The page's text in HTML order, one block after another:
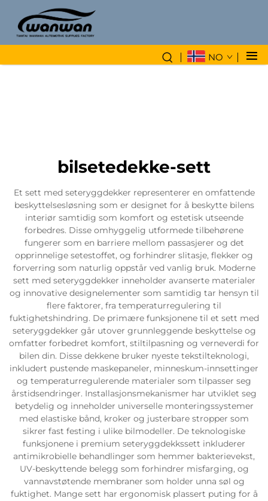
NO
bilsetedekke-sett
Et sett med seteryggdekker representerer en omfattende
beskyttelsesløsning som er designet for å beskytte bilens
interiør samtidig som komfort og estetisk utseende
forbedres. Disse omhyggelig utformede tilbehørene
fungerer som en barriere mellom passasjerer og det
opprinnelige setestoffet, og forhindrer slitasje, flekker og
forverring som naturlig oppstår ved vanlig bruk. Moderne
sett med seteryggdekker inneholder avanserte materialer
og innovative designelementer som samtidig tar hensyn til
flere faktorer, fra temperaturregulering til
fuktighetshindring. De primære funksjonene til et sett med
seteryggdekker går utover grunnleggende beskyttelse og
omfatter forbedret komfort, stiltilpasning og verneverdi for
bilen din. Disse dekkene bruker nyeste tekstilteknologi,
inkludert pustende maskepaneler, minneskum-innsettinger
og temperaturregulerende materialer som tilpasser seg
årstidsendringer. Installasjonsmekanismer har utviklet seg
betydelig og inneholder universelle monteringssystemer
med elastiske bånd, kroker og justerbare stropper som
sikrer fast festing i ulike bilmodeller. De teknologiske
funksjonene i premium seteryggdekkssett inkluderer
antimikrobielle behandlinger som hemmer bakterievekst,
UV-beskyttende belegg som forhindrer misfarging, og
vannavstøtende membraner som holder unna søl og
fuktighet. Mange sett har ergonomisk plassert puting for å